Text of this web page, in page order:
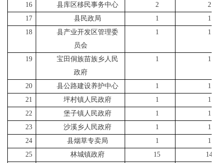
16 县库区移民事务中心 2
2
17
县民政局 1
1
18
县产业开发区管理委
员会
1 1
19
宝田侗族苗族乡人民
政府
1 1
20 县公路建设养护中心 1
1
21
坪村镇人民政府 1
1
22
堡子镇人民政府 1
1
23
沙溪乡人民政府 1
1
24
县烟草专卖局 1
1
25
林城镇政府 15
14